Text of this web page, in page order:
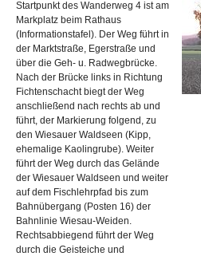
Startpunkt des Wanderweg 4 ist am
Markplatz beim Rathaus
(Informationstafel). Der Weg führt in
der Marktstraße, Egerstraße und
über die Geh- u. Radwegbrücke.
Nach der Brücke links in Richtung
Fichtenschacht biegt der Weg
anschließend nach rechts ab und
führt, der Markierung folgend, zu
den Wiesauer Waldseen (Kipp,
ehemalige Kaolingrube). Weiter
führt der Weg durch das Gelände
der Wiesauer Waldseen und weiter
auf dem Fischlehrpfad bis zum
Bahnübergang (Posten 16) der
Bahnlinie Wiesau-Weiden.
Rechtsabbiegend führt der Weg
durch die Geisteiche und